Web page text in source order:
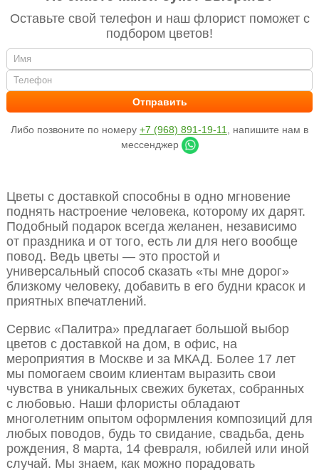
Оставьте свой телефон и наш флорист поможет с
подбором цветов!
Либо позвоните по номеру +7 (968) 891-19-11
, напишите нам в
мессенджер
Цветы с доставкой способны в одно мгновение
поднять настроение человека, которому их дарят.
Подобный подарок всегда желанен, независимо
от праздника и от того, есть ли для него вообще
повод. Ведь цветы — это простой и
универсальный способ сказать «ты мне дорог»
близкому человеку, добавить в его будни красок и
приятных впечатлений.
Сервис «Палитра» предлагает большой выбор
цветов с доставкой на дом, в офис, на
мероприятия в Москве и за МКАД. Более 17 лет
мы помогаем своим клиентам выразить свои
чувства в уникальных свежих букетах, собранных
с любовью. Наши флористы обладают
многолетним опытом оформления композиций для
любых поводов, будь то свидание, свадьба, день
рождения, 8 марта, 14 февраля, юбилей или иной
случай. Мы знаем, как можно порадовать